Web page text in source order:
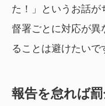
た！」というお話
督署ごとに対応が異
ることは避けたいで
報告を怠れば